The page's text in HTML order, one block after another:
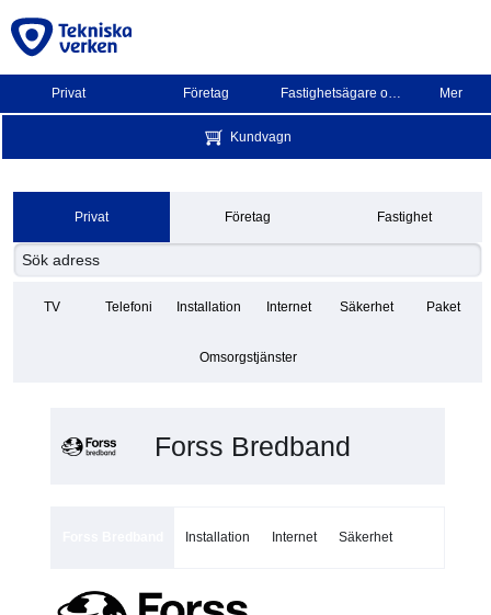
Privat Företag Fastighetsägare och BRF Mer
Kundvagn
Privat Företag Fastighet
TV Telefoni Installation Internet Säkerhet Paket
Omsorgstjänster
Forss Bredband
Installation Internet Säkerhet